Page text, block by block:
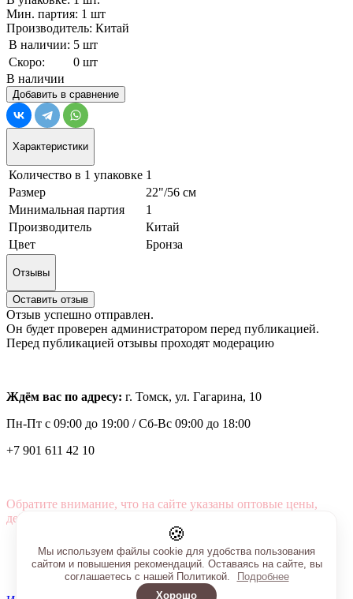
Мин. партия: 1 шт
Производитель: Китай
В наличии: 5 шт
Скоро:
0 шт
В наличии
Добавить в сравнение
Характеристики
Количество в 1 упаковке 1
Размер
22"/56 см
Минимальная партия
1
Производитель
Китай
Цвет
Бронза
Отзывы
Оставить отзыв
Отзыв успешно отправлен.
Он будет проверен администратором перед публикацией.
Перед публикацией отзывы проходят модерацию
Ждём вас по адресу: г. Томск, ул. Гагарина, 10
Пн-Пт с 09:00 до 19:00 /Сб-Вс 09:00 до 18:00
+7 901 611 42 10
Обратите внимание, что на сайте указаны оптовые цены,
действующие при первом заказе от 3000 рублей.
🍪
Мы используем файлы cookie для удобства пользования
сайтом и повышения рекомендаций. Оставаясь на сайте, вы
соглашаетесь с нашей Политикой.
Подробнее
Хорошо